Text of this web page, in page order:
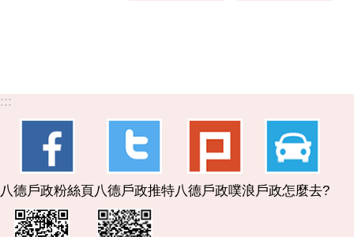
:::
八德戶政粉絲頁八德戶政推特八德戶政噗浪戶政怎麼去?